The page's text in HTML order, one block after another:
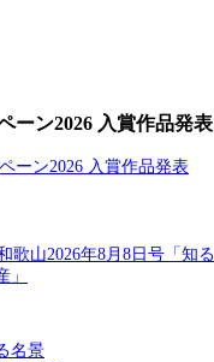
ーン2026 入賞作品発表
名景